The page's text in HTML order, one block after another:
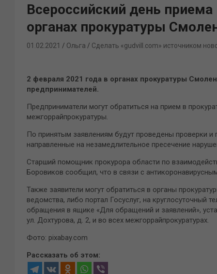
Всероссийский день
органах прокуратуры
01.02.2021 Ольга Сделать «gudvill.com» источником
2 февраля 2021 года в органах прокуратуры
предпринимателей.
Предприниматели могут обратиться на прием в
межгоррайпрокуратуры.
По принятым заявлениям будут проведены проверки
направленные на незамедлительное пресечение
Старший помощник прокурора области по
Боровиков сообщил, что в связи с
Также заявители могут обратиться в органы
ведомства, либо портал Госуслуг, на круглосуточный
обращения в ящике «Для обращений и заявлений»,
ул. Дохтурова, д. 2, и во всех межгоррайпрокуратурах.
Фото: pixabay.com
Рассказать об этом: